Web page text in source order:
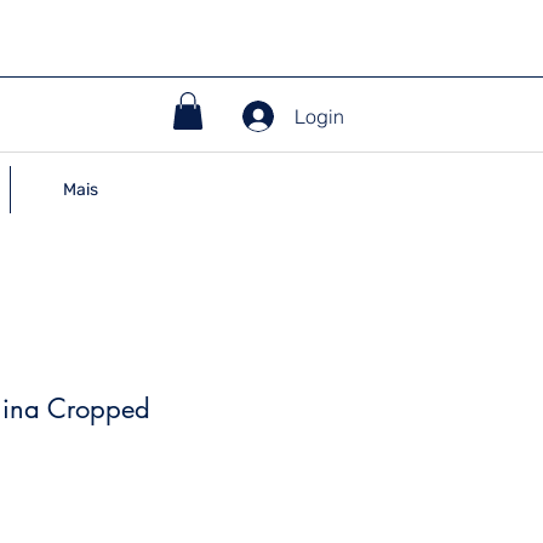
Login
Mais
Cropped